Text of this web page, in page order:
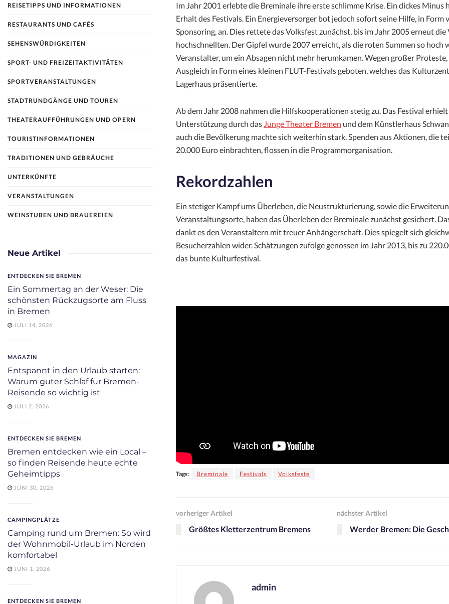
Im Jahr 2001 erlebte die Breminale ihre erste schlimme Krise. Ein dickes Minus
Erhalt des Festivals. Ein Energieversorger bot jedoch sofort seine Hilfe, in Form
Sponsoring, an. Dies rettete das Volksfest zunächst, bis im Jahr 2005 erneut die
hochschnellten. Der Gipfel wurde 2007 erreicht, als die roten Summen so hoch
Veranstalter, um ein Absagen nicht mehr herumkamen. Wegen großer
Ausgleich in Form eines kleinen FLUT-Festivals geboten, welches das
Lagerhaus präsentierte.
Ab dem Jahr 2008 nahmen die Hilfskooperationen stetig zu. Das Festival erhielt
Unterstützung durch das Junge Theater Bremen und dem Künstlerhaus
auch die Bevölkerung machte sich weiterhin stark. Spenden aus Aktionen, die
20.000 Euro einbrachten, flossen in die Programmorganisation.
Rekordzahlen
Ein stetiger Kampf ums Überleben, die Neustrukturierung, sowie die
Veranstaltungsorte, haben das Überleben der Breminale zunächst gesichert.
dankt es den Veranstaltern mit treuer Anhängerschaft. Dies spiegelt sich
Besucherzahlen wider. Schätzungen zufolge genossen im Jahr 2013, bis zu
das bunte Kulturfestival.
Tags: Breminale Festivals Volksfeste
vorheriger Artikel
Größtes Kletterzentrum Bremens
nächster Artikel
Werder Bremen: Die
admin
REISETIPPS UND INFORMATIONEN
RESTAURANTS UND CAFÉS
SEHENSWÜRDIGKEITEN
SPORT- UND FREIZEITAKTIVITÄTEN
SPORTVERANSTALTUNGEN
STADTRUNDGÄNGE UND TOUREN
THEATERAUFFÜHRUNGEN UND OPERN
TOURISTINFORMATIONEN
TRADITIONEN UND GEBRÄUCHE
UNTERKÜNFTE
VERANSTALTUNGEN
WEINSTUBEN UND BRAUEREIEN
Neue Artikel
ENTDECKEN SIE BREMEN
Ein Sommertag an der Weser: Die
schönsten Rückzugsorte am Fluss
in Bremen
JULI 14, 2026
MAGAZIN
Entspannt in den Urlaub starten:
Warum guter Schlaf für Bremen-
Reisende so wichtig ist
JULI 2, 2026
ENTDECKEN SIE BREMEN
Bremen entdecken wie ein Local –
so finden Reisende heute echte
Geheimtipps
JUNI 30, 2026
CAMPINGPLÄTZE
Camping rund um Bremen: So wird
der Wohnmobil-Urlaub im Norden
komfortabel
JUNI 1, 2026
ENTDECKEN SIE BREMEN